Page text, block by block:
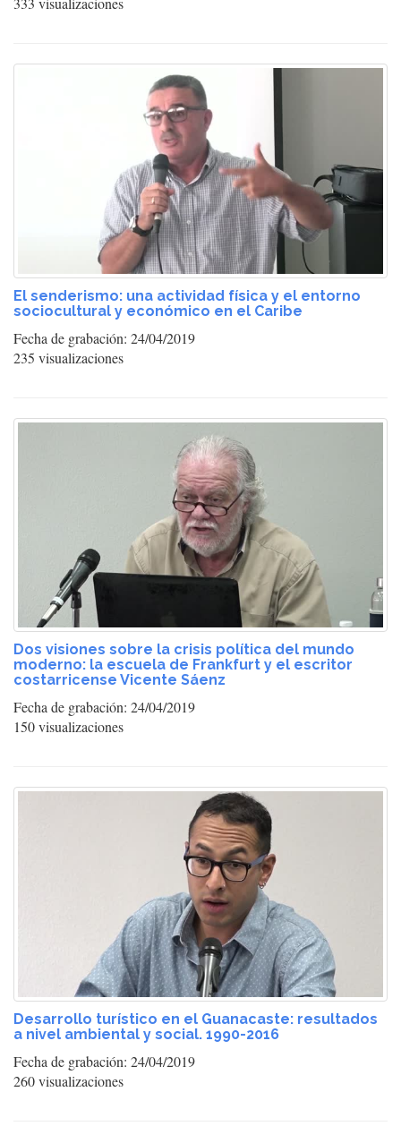
El senderismo: una actividad física y el entorno
sociocultural y económico en el Caribe
Fecha de grabación: 24/04/2019
235 visualizaciones
Dos visiones sobre la crisis política del mundo
moderno: la escuela de Frankfurt y el escritor
costarricense Vicente Sáenz
Fecha de grabación: 24/04/2019
150 visualizaciones
Desarrollo turístico en el Guanacaste: resultados
a nivel ambiental y social. 1990-2016
Fecha de grabación: 24/04/2019
260 visualizaciones